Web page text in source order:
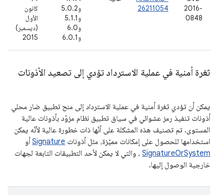
2016-
0848
26211054
و5.0.2
و5.1.1
و6.0
و6.0.1
كانون
الأول
(ديسمبر)
2015
ثغرة أمنية في عملية الاسترداد تؤدي إلى تصعيد الأذونات
يمكن أن تؤدي ثغرة أمنية في عملية الاسترداد إلى منح تطبيق ضار محلي
أذونات تنفيذ رمز عشوائي في سياق تطبيق نظام مزوّد بأذونات عالية
المستوى. تم تصنيف هذه المشكلة على أنّها ذات خطورة عالية لأنّه يمكن
استخدامها للحصول على إمكانات مميّزة، مثل أذونات Signature أو
SignatureOrSystem ، والتي لا يمكن لأحد التطبيقات التابعة لجهات
خارجية الوصول إليها.